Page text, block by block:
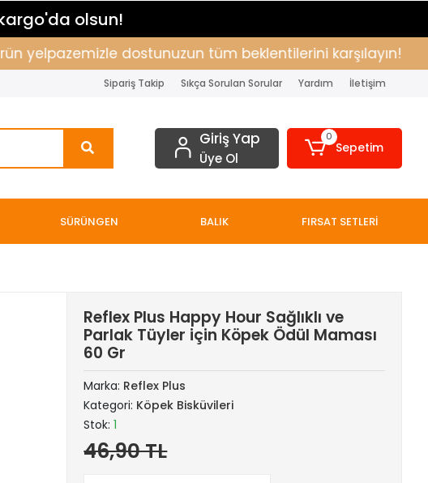
olsun!
dostunuzun tüm beklentilerini karşılayın!
Sipariş Takip Sıkça Sorulan Sorular Yardım İletişim
Giriş Yap
Üye Ol
0
Sepetim
SÜRÜNGEN BALIK FIRSAT SETLERİ
Reflex Plus Happy Hour Sağlıklı ve
Parlak Tüyler için Köpek Ödül Maması
60 Gr
Marka: Reflex Plus
Kategori: Köpek Bisküvileri
Stok:1
46,90 TL